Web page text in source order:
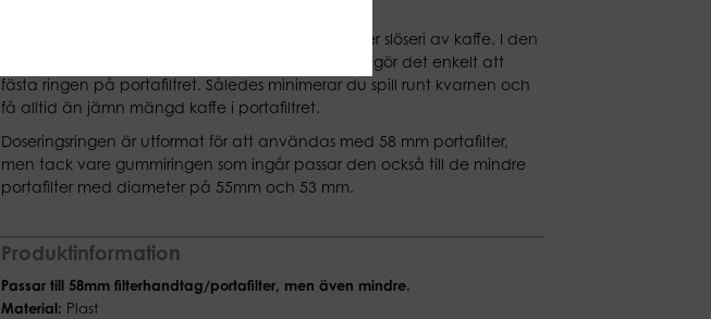
Doseringsringen fungerar som en tratt som undviker slöseri av kaffe. I den
inre delen av ringen finns det små magneter, som gör det enkelt att
fästa ringen på portafiltret. Således minimerar du spill runt kvarnen och
få alltid än jämn mängd kaffe i portafiltret.
Doseringsringen är utformat för att användas med 58 mm portafilter,
men tack vare gummiringen som ingår passar den också till de mindre
portafilter med diameter på 55mm och 53 mm.
Produktinformation
Passar till 58mm filterhandtag/portafilter, men även mindre.
Material: Plast